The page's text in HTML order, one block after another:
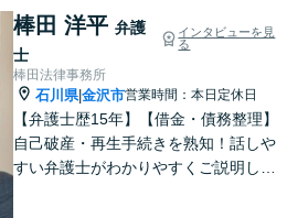
棒田 洋平 弁護
士
インタビューを見
る
棒田法律事務所
石川県|金沢市営業時間：本日定休日
【弁護士歴15年】【借金・債務整理】
自己破産・再生手続きを熟知！話しや
すい弁護士がわかりやすくご説明しま